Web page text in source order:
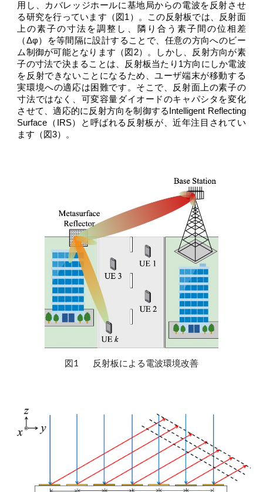
用し、カバレッジホールに基地局からの電波を反射させ
る研究を行っています（図1）。
この反射板では、反射面
上の素子の寸法を調整し、隣り合う素子間の位相差
（Δφ）を等間隔に設計することで、任意の方向へのビー
ム制御が可能となります（図2）。
しかし、反射方向が素
子の寸法で決まることは、反射板当たり1方向にしか電波
を反射できないことになるため、ユーザ端末が移動する
実環境への適応は困難です。そこで、反射面上の素子の
寸法ではなく、可変容量ダイオードのキャパシタを変化
させて、適応的に反射方向を制御するIntelligent Reflecting
Surface（IRS）と呼ばれる反射板が、近年注目されてい
ます（図3）。
図1 反射板による電波環境改善